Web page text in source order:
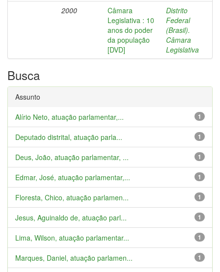
2000
Câmara
Legislativa : 10
anos do poder
da população
[DVD]
Distrito
Federal
(Brasil).
Câmara
Legislativa
Busca
Assunto
1
Alírio Neto, atuação parlamentar,...
1
Deputado distrital, atuação parla...
1
Deus, João, atuação parlamentar, ...
1
Edmar, José, atuação parlamentar,...
1
Floresta, Chico, atuação parlamen...
1
Jesus, Aguinaldo de, atuação parl...
1
Lima, Wilson, atuação parlamentar...
1
Marques, Daniel, atuação parlamen...